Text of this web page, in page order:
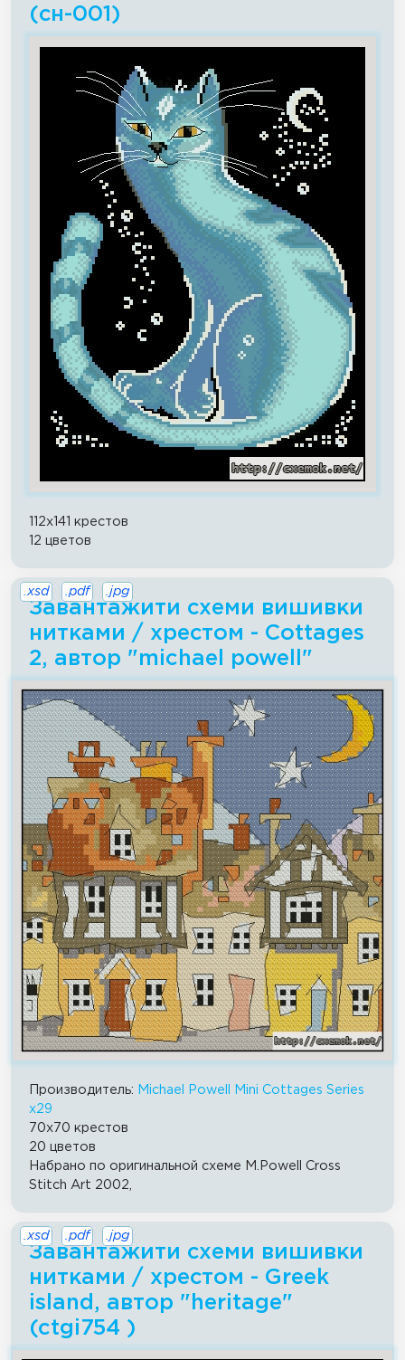
(сн-001)
112x141 крестов
12 цветов
Завантажити схеми вишивки
нитками / хрестом - Cottages
2, автор "michael powell"
.xsd .pdf .jpg
Производитель:
Michael Powell Mini Cottages Series
x29
70x70 крестов
20 цветов
Набрано по оригинальной схеме M.Powell Cross
Stitch Art 2002,
Завантажити схеми вишивки
нитками / хрестом - Greek
island, автор "heritage"
(ctgi754 )
.xsd .pdf .jpg